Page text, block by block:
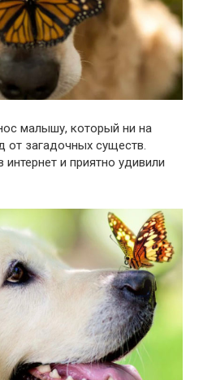
малышу, который ни на
от загадочных существ.
и приятно удивили